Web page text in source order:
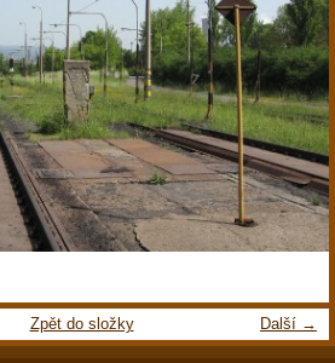
Další →
Zpět do složky